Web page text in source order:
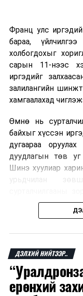
Франц улс
бараа,
холбогдохыг
сарын 11-нээс
иргэдийг
залилангийн
хамгаалахад
Өмнө нь
байхыг хүссэн
дугаараа
дуудлагын төв
Шинэ хуулиар
урьдчилан
болно. Иргэн
Францын эрх
иргэдийн
дор хаяж нэг удаа
хүлээн авдаг
дуудлагад
ДЭЛХИЙ НИЙТЭЭР..
ерөнхий